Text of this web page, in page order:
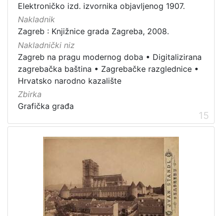
Elektroničko izd. izvornika objavljenog 1907.
Nakladnik
Zagreb : Knjižnice grada Zagreba, 2008.
Nakladnički niz
Zagreb na pragu modernog doba • Digitalizirana
zagrebačka baština • Zagrebačke razglednice •
Hrvatsko narodno kazalište
Zbirka
Grafička građa
15